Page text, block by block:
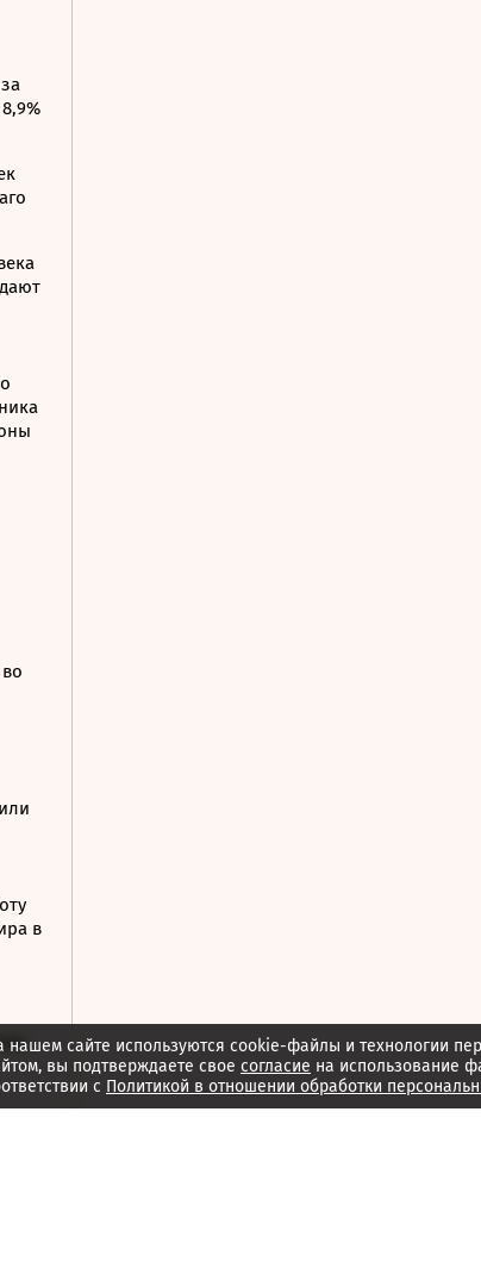
в
нашем сайте используются cookie-файлы и технологии
вы подтверждаете свое согласие на использование
с Политикой в отношении обработки